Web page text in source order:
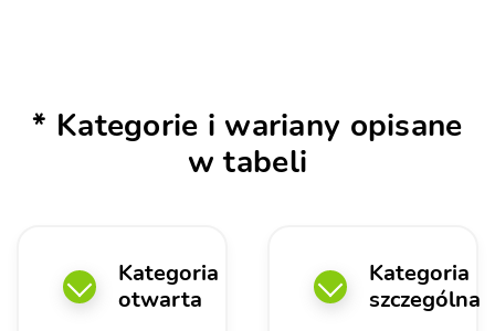
* Kategorie i wariany opisane
w tabeli
Kategoria
otwarta
Kategoria
szczególna